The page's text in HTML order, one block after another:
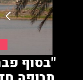
בריח